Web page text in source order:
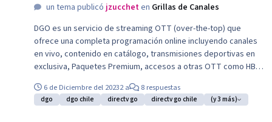
un tema publicó jzuccheten Grillas de Canales
DGO es un servicio de streaming OTT (over-the-top) que
ofrece una completa programación online incluyendo canales
en vivo, contenido en catálogo, transmisiones deportivas en
exclusiva, Paquetes Premium, accesos a otras OTT como HBO
ver hasta en dos dispositivos en simultaneo.
6 de Diciembre del 20232 a 8 respuestas
dgo dgo chile directv go directv go chile (y 3 más)